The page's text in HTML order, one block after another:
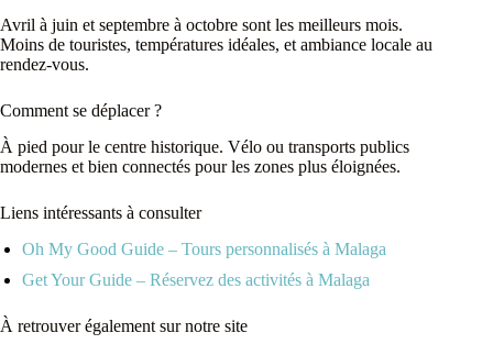
Avril à juin et septembre à octobre sont les meilleurs mois.
Moins de touristes, températures idéales, et ambiance locale au
rendez-vous.
Comment se déplacer ?
À pied pour le centre historique. Vélo ou transports publics
modernes et bien connectés pour les zones plus éloignées.
Liens intéressants à consulter
Oh My Good Guide – Tours personnalisés à Malaga
Get Your Guide – Réservez des activités à Malaga
À retrouver également sur notre site